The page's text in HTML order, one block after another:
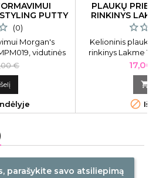
PUTTY
(0)
Morgan's
vidutinės
75 ml
€
PLAUKŲ
RINKINYS
Kelioninis
rinkinys Lakme
Kaina
17,00


parašykite savo atsiliepimą